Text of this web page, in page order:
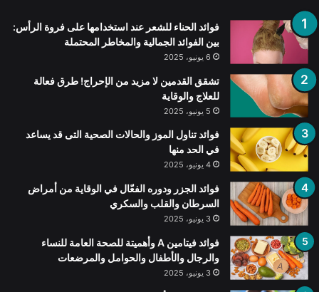
فوائد الحناء للشعر عند استخدامها على فروة الرأس:
بين الفوائد الجمالية والمخاطر المحتملة
6 يونيو، 2025
تشقق القدمين لا مزيد من الإحراج! طرق فعالة
للعلاج والوقاية
5 يونيو، 2025
فوائد تناول الموز والحالات الصحية التى قد يساعد
في الحد منها
4 يونيو، 2025
فوائد الجزر ودوره الفعّال في الوقاية من أمراض
السرطان والقلب والسكري
3 يونيو، 2025
فوائد فيتامين A وأهميتة للصحة العامة للنساء
والرجال والأطفال والحوامل والمرضعات
3 يونيو، 2025